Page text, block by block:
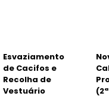
Esvaziamento
de Cacifos e
Recolha de
Vestuário